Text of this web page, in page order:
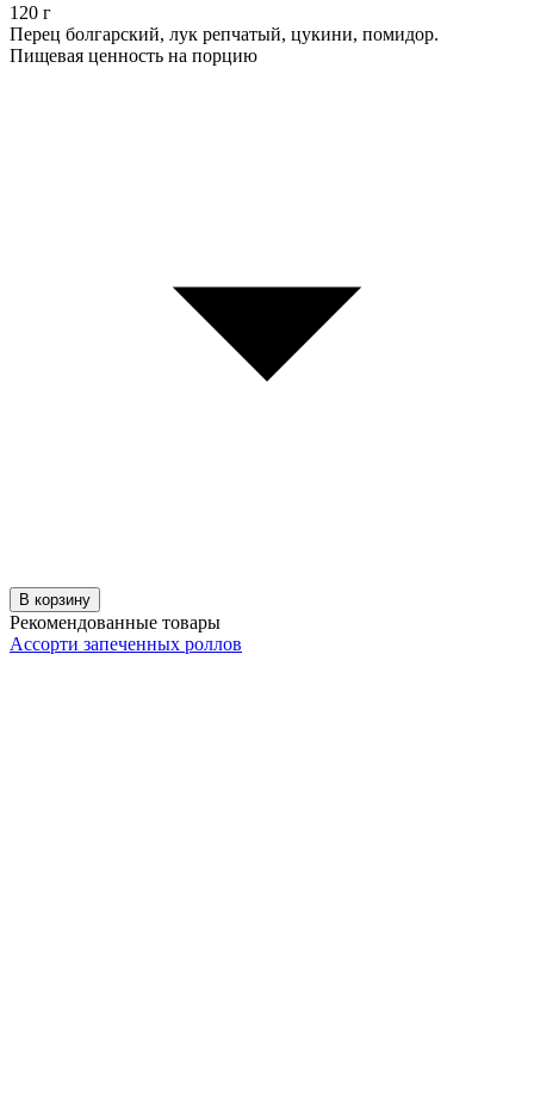
120 г
Перец болгарский, лук репчатый, цукини, помидор.
Пищевая ценность на порцию
В корзину
Рекомендованные товары
Ассорти запеченных роллов